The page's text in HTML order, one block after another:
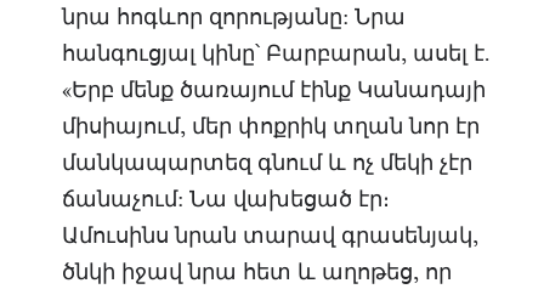
նրա հոգևոր զորությանը: Նրա
հանգուցյալ կինը՝ Բարբարան, ասել է.
«Երբ մենք ծառայում էինք Կանադայի
միսիայում, մեր փոքրիկ տղան նոր էր
մանկապարտեզ գնում և ոչ մեկի չէր
ճանաչում: Նա վախեցած էր։
Ամուսինս նրան տարավ գրասենյակ,
ծնկի իջավ նրա հետ և աղոթեց, որ